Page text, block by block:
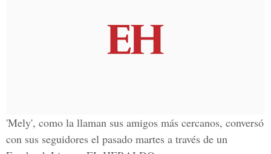
'Mely', como la llaman sus amigos más cercanos, conversó
con sus seguidores el pasado martes a través de un